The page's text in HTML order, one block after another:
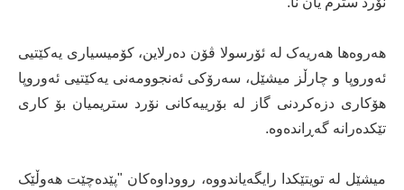
هەروەها هەریەک لە ئۆرسولا ڤۆن دەرلاین، کۆمیسیاری یەکێتیی
ئەوروپا و چارڵز میشێل، سەرۆکی ئەنجوومەنی یەکێتیی ئەوروپا
هۆکاری دزەکردنی گاز لە بۆرییەکانی نۆرد ستریمیان بۆ کاری
تێکدەرانە گەڕاندەوە.
میشێل لە تویتێکدا رایگەیاندووە، رووداوەکان "پێدەچێت هەوڵێک